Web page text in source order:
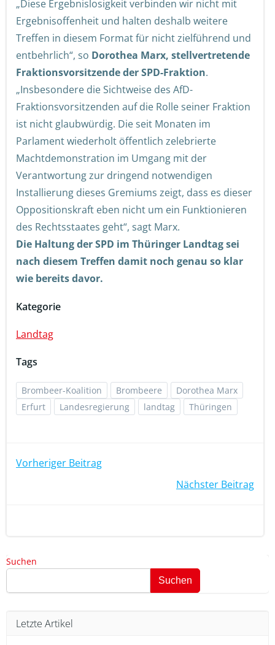
„Diese Ergebnislosigkeit verbinden wir nicht mit
Ergebnisoffenheit und halten deshalb weitere
Treffen in diesem Format für nicht zielführend und
entbehrlich“, so Dorothea Marx, stellvertretende
Fraktionsvorsitzende der SPD-Fraktion.
„Insbesondere die Sichtweise des AfD-
Fraktionsvorsitzenden auf die Rolle seiner Fraktion
ist nicht glaubwürdig. Die seit Monaten im
Parlament wiederholt öffentlich zelebrierte
Machtdemonstration im Umgang mit der
Verantwortung zur dringend notwendigen
Installierung dieses Gremiums zeigt, dass es dieser
Oppositionskraft eben nicht um ein Funktionieren
des Rechtsstaates geht“, sagt Marx.
Die Haltung der SPD im Thüringer Landtag sei
nach diesem Treffen damit noch genau so klar
wie bereits davor.
Kategorie
Landtag
Tags
Brombeer-Koalition Brombeere
Dorothea Marx
Erfurt
Landesregierung landtag Thüringen
Beitragsnavigation
Vorheriger Beitrag
Beitragsnavigation
Nächster Beitrag
Suchen
Suchen
Letzte Artikel